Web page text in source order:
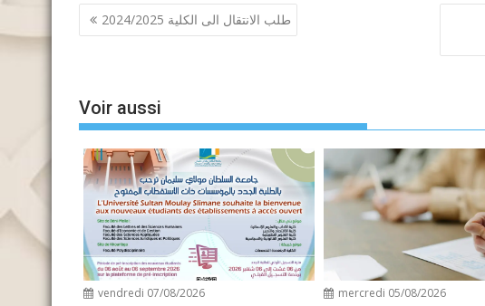
Navigation
de
طلب الانتقال الى الكلية 2024/2025
Voir aussi
vendredi 07/08/2026
mercredi 05/08/2026